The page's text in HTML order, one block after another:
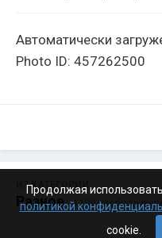
Автоматически
Photo ID: 457262500
ИЗ КАТЕГОРИИ:
Разное · 4 199 изображений
Продолжая
политикой
cookie.